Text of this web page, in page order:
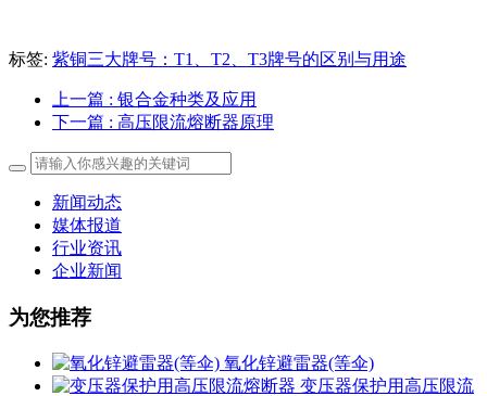
标签: 紫铜三大牌号：T1、T2、T3牌号的区别与用途
上一篇 : 银合金种类及应用
下一篇 : 高压限流熔断器原理
新闻动态
媒体报道
行业资讯
企业新闻
为您推荐
氧化锌避雷器(等伞)
变压器保护用高压限流